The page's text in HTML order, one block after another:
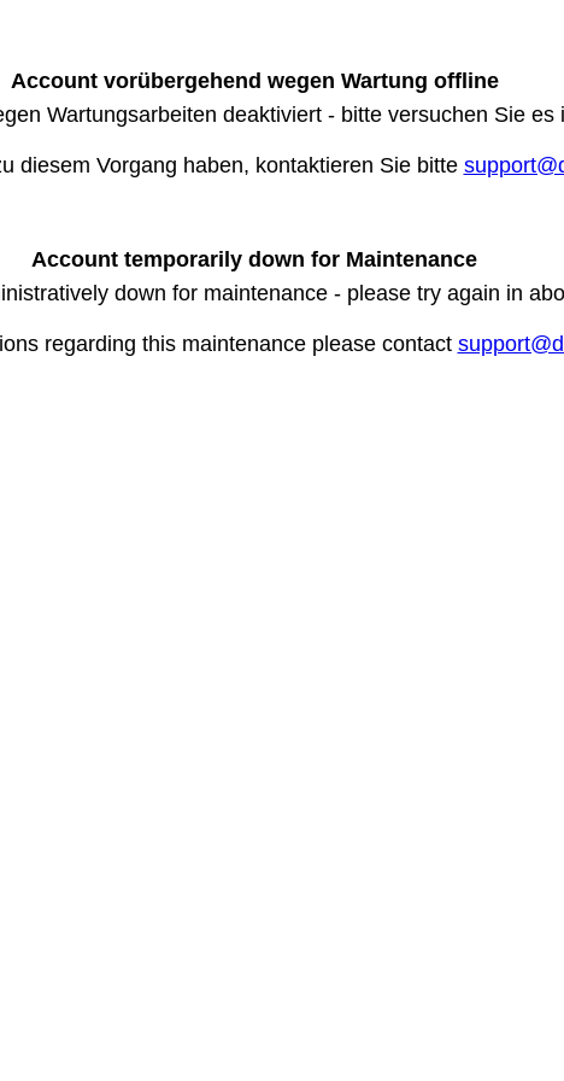
Account vorübergehend wegen Wartung offline
Wartungsarbeiten deaktiviert - bitte versuchen Sie
diesem Vorgang haben, kontaktieren Sie bitte
Account temporarily down for Maintenance
down for maintenance - please try again in
regarding this maintenance please contact